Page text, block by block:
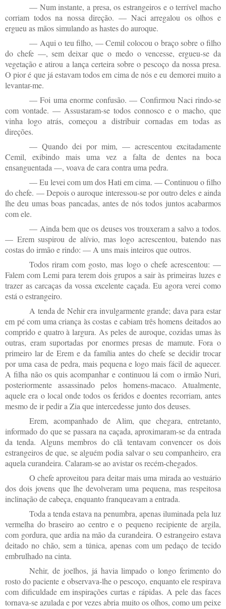
— Num instante, a presa, os estrangeiros e o terrível macho
corriam todos na nossa direção. — Naci arregalou os olhos e
ergueu as mãos simulando as hastes do auroque.
— Aqui o teu filho, — Cemil colocou o braço sobre o filho
do chefe —, sem deixar que o medo o vencesse, ergueu-se da
vegetação e atirou a lança certeira sobre o pescoço da nossa presa.
O pior é que já estavam todos em cima de nós e eu demorei muito a
levantar-me.
— Foi uma enorme confusão. — Confirmou Naci rindo-se
com vontade. — Assustaram-se todos connosco e o macho, que
vinha logo atrás, começou a distribuir cornadas em todas as
direções.
— Quando dei por mim, — acrescentou excitadamente
Cemil, exibindo mais uma vez a falta de dentes na boca
ensanguentada —, voava de cara contra uma pedra.
— Eu levei com um dos Hati em cima. — Continuou o filho
do chefe. — Depois o auroque interessou-se por outro deles e ainda
lhe deu umas boas pancadas, antes de nós todos juntos acabarmos
com ele.
— Ainda bem que os deuses vos trouxeram a salvo a todos.
— Erem suspirou de alívio, mas logo acrescentou, batendo nas
costas do irmão e rindo: — A uns mais inteiros que outros.
Todos riram com gosto, mas logo o chefe acrescentou: —
Falem com Lemi para terem dois grupos a sair às primeiras luzes e
trazer as carcaças da vossa excelente caçada. Eu agora verei como
está o estrangeiro.
A tenda de Nehir era invulgarmente grande; dava para estar
em pé com uma criança às costas e cabiam três homens deitados ao
comprido e quatro à largura. As peles de auroque, cozidas umas às
outras, eram suportadas por enormes presas de mamute. Fora o
primeiro lar de Erem e da família antes do chefe se decidir trocar
por uma casa de pedra, mais pequena e logo mais fácil de aquecer.
A filha não os quis acompanhar e continuou lá com o irmão Nuri,
posteriormente assassinado pelos homens-macaco. Atualmente,
aquele era o local onde todos os feridos e doentes recorriam, antes
mesmo de ir pedir a Zia que intercedesse junto dos deuses.
Erem, acompanhado de Alim, que chegara, entretanto,
informado do que se passara na caçada, aproximaram-se da entrada
da tenda. Alguns membros do clã tentavam convencer os dois
estrangeiros de que, se alguém podia salvar o seu companheiro, era
aquela curandeira. Calaram-se ao avistar os recém-chegados.
O chefe aproveitou para deitar mais uma mirada ao vestuário
dos dois jovens que lhe devolveram uma pequena, mas respeitosa
inclinação de cabeça, enquanto franqueavam a entrada.
Toda a tenda estava na penumbra, apenas iluminada pela luz
vermelha do braseiro ao centro e o pequeno recipiente de argila,
com gordura, que ardia na mão da curandeira. O estrangeiro estava
deitado no chão, sem a túnica, apenas com um pedaço de tecido
embrulhado na cinta.
Nehir, de joelhos, já havia limpado o longo ferimento do
rosto do paciente e observava-lhe o pescoço, enquanto ele respirava
com dificuldade em inspirações curtas e rápidas. A pele das faces
tornava-se azulada e por vezes abria muito os olhos, como um peixe